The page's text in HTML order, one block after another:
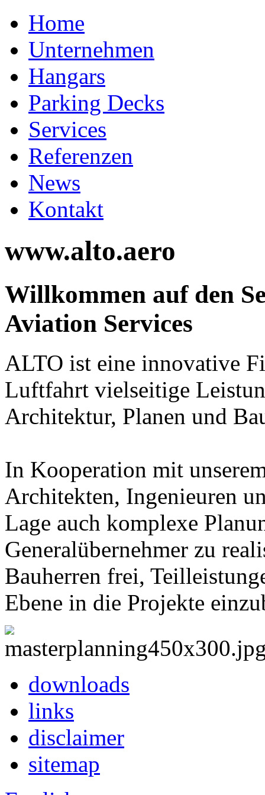
Home
Unternehmen
Hangars
Parking Decks
Services
Referenzen
News
Kontakt
www.alto.aero
Willkommen auf den
Aviation Services
ALTO ist eine innovative
Luftfahrt vielseitige
Architektur, Planen und
In Kooperation mit
Architekten, Ingenieuren
Lage auch komplexe
Generalübernehmer zu
Bauherren frei,
Ebene in die Projekte
downloads
links
disclaimer
sitemap